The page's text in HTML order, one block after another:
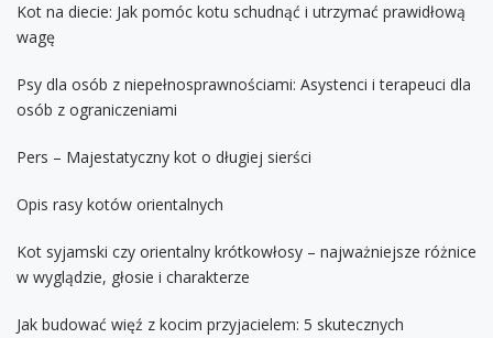
Kot na diecie: Jak pomóc kotu schudnąć i utrzymać prawidłową
wagę
Psy dla osób z niepełnosprawnościami: Asystenci i terapeuci dla
osób z ograniczeniami
Pers – Majestatyczny kot o długiej sierści
Opis rasy kotów orientalnych
Kot syjamski czy orientalny krótkowłosy – najważniejsze różnice
w wyglądzie, głosie i charakterze
Jak budować więź z kocim przyjacielem: 5 skutecznych